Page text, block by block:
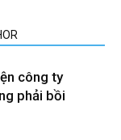
công ty
phải bồi